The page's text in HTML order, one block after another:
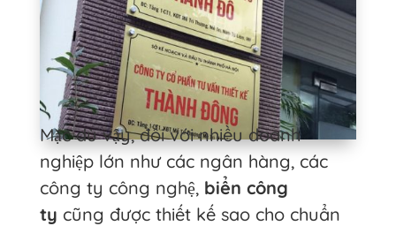
Mặc dù vậy, đối với nhiều doanh
nghiệp lớn như các ngân hàng, các
công ty công nghệ, biển công
ty cũng được thiết kế sao cho chuẩn